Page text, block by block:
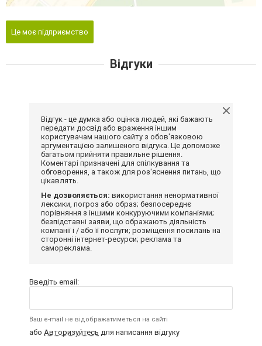
Це моє підприємство
Відгуки
Відгук - це думка або оцінка людей, які бажають
передати досвід або враження іншим
користувачам нашого сайту з обов'язковою
аргументацією залишеного відгука. Це допоможе
багатьом прийняти правильне рішення.
Коментарі призначені для спілкування та
обговорення, а також для роз'яснення питань, що
цікавлять.
Не дозволяється: використання ненормативної
лексики, погроз або образ; безпосереднє
порівняння з іншими конкуруючими компаніями;
безпідставні заяви, що ображають діяльність
компанії і / або її послуги; розміщення посилань на
сторонні інтернет-ресурси; реклама та
самореклама.
Введіть email:
Ваш e-mail не відображатиметься на сайті
або Авторизуйтесь для написання відгуку